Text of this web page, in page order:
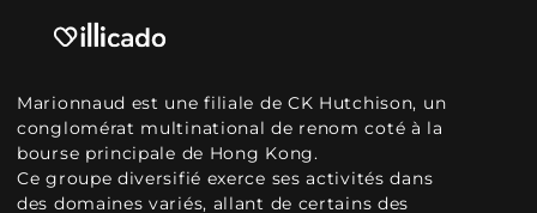
Marionnaud est une filiale de CK Hutchison, un
conglomérat multinational de renom coté à la
bourse principale de Hong Kong.
Ce groupe diversifié exerce ses activités dans
des domaines variés, allant de certains des